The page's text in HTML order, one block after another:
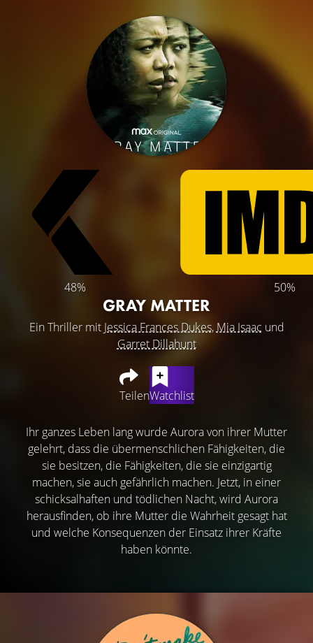
48% 50%
GRAY MATTER
Ein Thriller mit Jessica Frances Dukes, Mia Isaac und
Garret Dillahunt
TeilenWatchlist
Ihr ganzes Leben lang wurde Aurora von ihrer Mutter
gelehrt, dass die übermenschlichen Fähigkeiten, die
sie besitzen, die Fähigkeiten, die sie einzigartig
machen, sie auch gefährlich machen. Jetzt, in einer
schicksalhaften und tödlichen Nacht, wird Aurora
herausfinden, ob ihre Mutter die Wahrheit gesagt hat
und welche Konsequenzen der Einsatz ihrer Kräfte
haben könnte.